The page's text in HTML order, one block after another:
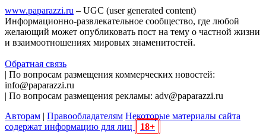
www.paparazzi.ru – UGC (user generated content)
Информационно-развлекательное сообщество, где любой
желающий может опубликовать пост на тему о частной жизни
и взаимоотношениях мировых знаменитостей.
Обратная связь
| По вопросам размещения коммерческих новостей:
info@paparazzi.ru
| По вопросам размещения рекламы: adv@paparazzi.ru
Авторам | Правообладателям Некоторые материалы сайта
содержат информацию для лиц
18+